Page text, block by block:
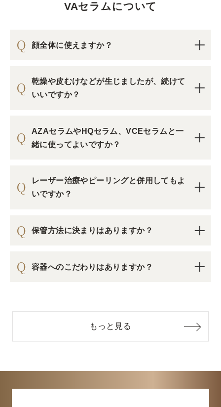
すか？
はい【ピーリング製品との併用やレーザー治療後の使
質問7 下記の内容をご確認ください。
✔②初めてご使用になる時やお肌が敏感だと感じる時に
は、最初の2週間程度は週に2～3回、少量ずつ夜のみの
使用にとどめ、様子を見ながら徐々に使用回数や使用部
以上の内容を、ご理解いただけましたか？
53-610)にご相談ください】
商品を買い物かごに入れる
VAセラムについて
顔全体に使えますか？
乾燥や皮むけなどが生じましたが、続けて
いいですか？
AZAセラムやHQセラム、VCEセラムと一
緒に使ってよいですか？
レーザー治療やピーリングと併用してもよ
いですか？
保管方法に決まりはありますか？
容器へのこだわりはありますか？
もっと見る